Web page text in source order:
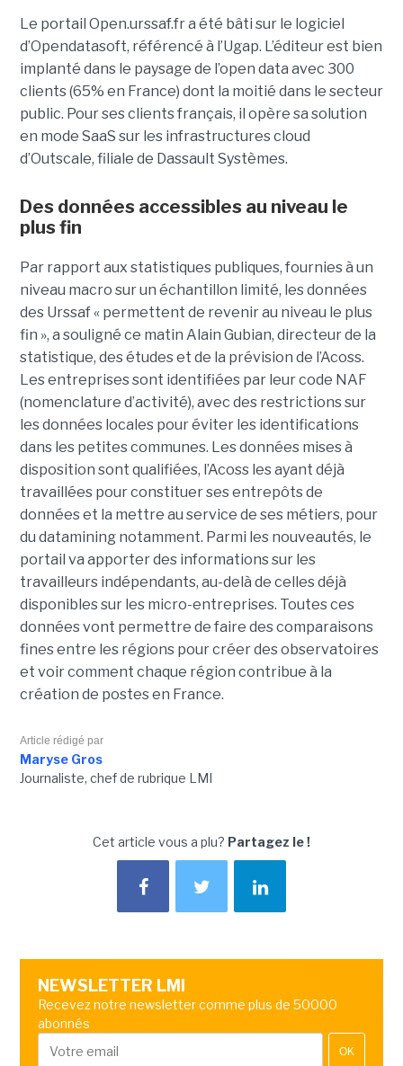
Le portail Open.urssaf.fr a été bâti sur le logiciel
d’Opendatasoft, référencé à l’Ugap. L’éditeur est bien
implanté dans le paysage de l’open data avec 300
clients (65% en France) dont la moitié dans le secteur
public. Pour ses clients français, il opère sa solution
en mode SaaS sur les infrastructures cloud
d’Outscale, filiale de Dassault Systèmes.
Des données accessibles au niveau le
plus fin
Par rapport aux statistiques publiques, fournies à un
niveau macro sur un échantillon limité, les données
des Urssaf « permettent de revenir au niveau le plus
fin », a souligné ce matin Alain Gubian, directeur de la
statistique, des études et de la prévision de l’Acoss.
Les entreprises sont identifiées par leur code NAF
(nomenclature d’activité), avec des restrictions sur
les données locales pour éviter les identifications
dans les petites communes. Les données mises à
disposition sont qualifiées, l’Acoss les ayant déjà
travaillées pour constituer ses entrepôts de
données et la mettre au service de ses métiers, pour
du datamining notamment. Parmi les nouveautés, le
portail va apporter des informations sur les
travailleurs indépendants, au-delà de celles déjà
disponibles sur les micro-entreprises. Toutes ces
données vont permettre de faire des comparaisons
fines entre les régions pour créer des observatoires
et voir comment chaque région contribue à la
création de postes en France.
Article rédigé par
Maryse Gros
Journaliste, chef de rubrique LMI
Cet article vous a plu? Partagez le !
NEWSLETTER LMI
Recevez notre newsletter comme plus de 50000
abonnés
OK